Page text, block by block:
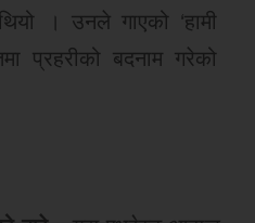
। उनले गाएको ‘हामी
प्रहरीको बदनाम गरेको